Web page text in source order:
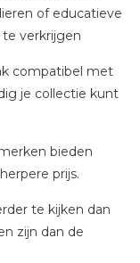
of educatieve
te verkrijgen
compatibel met
je collectie kunt
bieden
prijs.
te kijken dan
zijn dan de